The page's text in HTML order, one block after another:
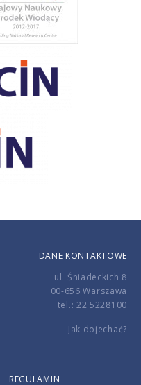
DANE KONTAKTOWE
ul. Śniadeckich 8
00-656 Warszawa
tel.: 22 5228100
Jak dojechać?
REGULAMIN